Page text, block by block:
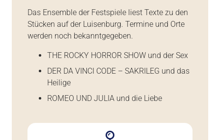
Das Ensemble der Festspiele liest Texte zu den
Stücken auf der Luisenburg. Termine und Orte
werden noch bekanntgegeben.
THE ROCKY HORROR SHOW und der Sex
DER DA VINCI CODE – SAKRILEG und das
Heilige
ROMEO UND JULIA und die Liebe